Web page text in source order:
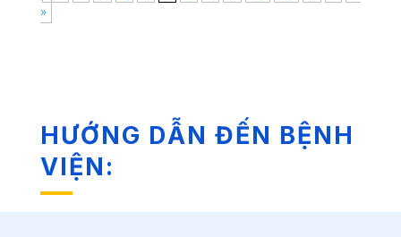
»
HƯỚNG DẪN ĐẾN BỆNH
VIỆN: